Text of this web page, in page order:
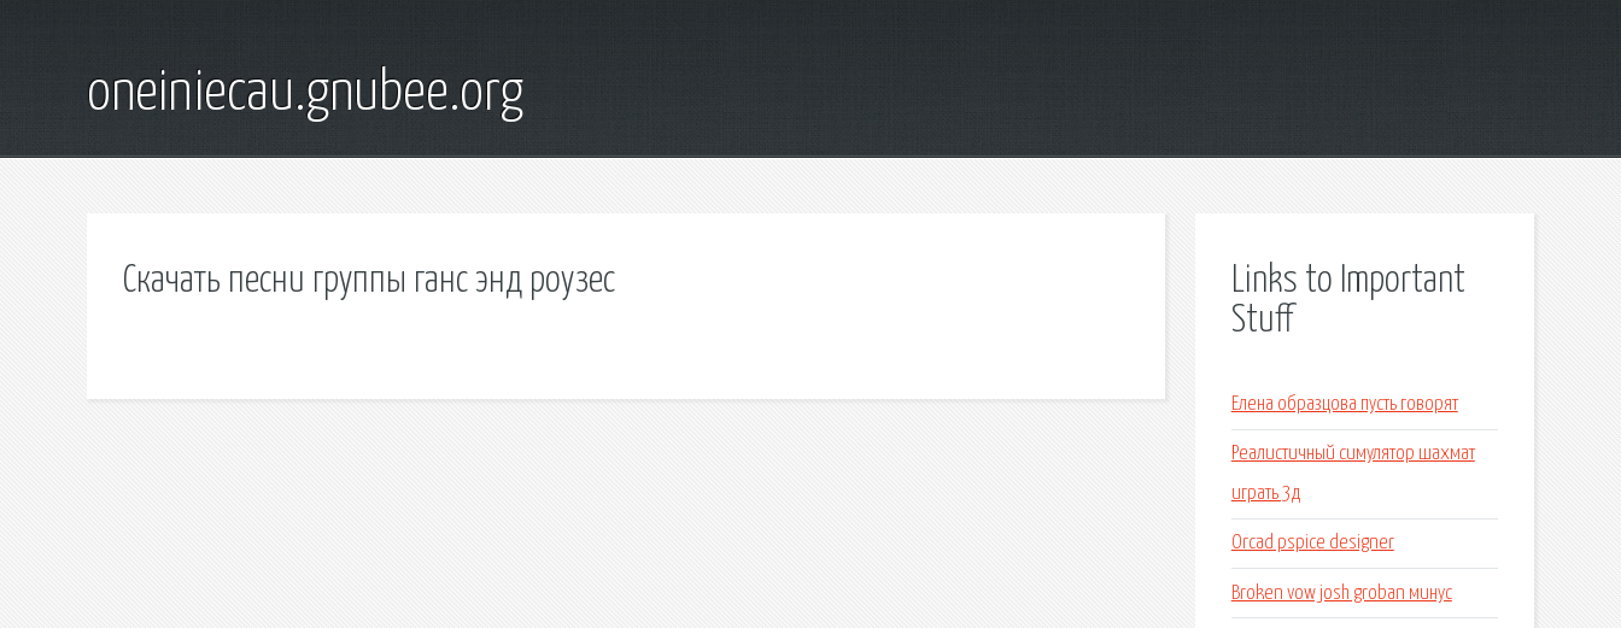
oneiniecau.gnubee.org
Скачать песни группы ганс энд роузес
Links to Important
Stuff
Елена образцова пусть говорят
Реалистичный симулятор шахмат
играть 3д
Orcad pspice designer
Broken vow josh groban минус